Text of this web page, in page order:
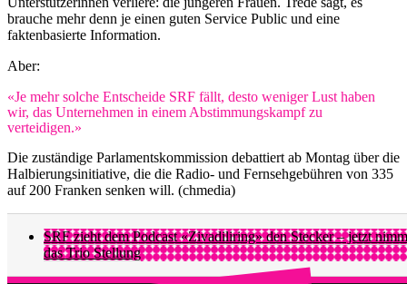
brauche mehr denn je einen guten Service Public und eine
faktenbasierte Information.
Aber:
«Je mehr solche Entscheide SRF fällt, desto weniger Lust haben
wir, das Unternehmen in einem Abstimmungskampf zu
verteidigen.»
Die zuständige Parlamentskommission debattiert ab Montag über die
Halbierungsinitiative, die die Radio- und Fernsehgebühren von 335
auf 200 Franken senken will. (chmedia)
SRF zieht dem Podcast «Zivadiliring» den Stecker – jetzt
das Trio Stellung